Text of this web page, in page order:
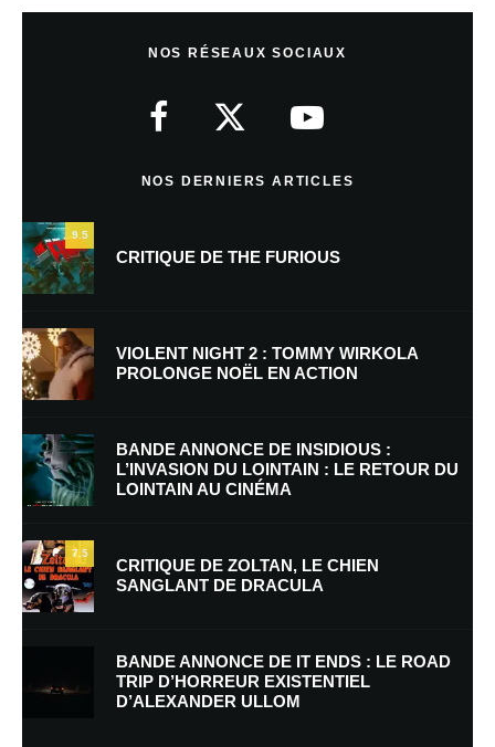
Nom*
E-mail* Site web
Enregistrer mon nom, mon e-mail et mon site dans le navigateur pour
mon prochain commentaire.
Prévenez-moi de tous les nouveaux commentaires par e-mail.
NOS RÉSEAUX SOCIAUX
NOS DERNIERS ARTICLES
9.5
CRITIQUE DE THE FURIOUS
VIOLENT NIGHT 2 : TOMMY WIRKOLA
PROLONGE NOËL EN ACTION
BANDE ANNONCE DE INSIDIOUS :
L’INVASION DU LOINTAIN : LE RETOUR DU
LOINTAIN AU CINÉMA
7.5
CRITIQUE DE ZOLTAN, LE CHIEN
SANGLANT DE DRACULA
BANDE ANNONCE DE IT ENDS : LE ROAD
TRIP D’HORREUR EXISTENTIEL
D’ALEXANDER ULLOM